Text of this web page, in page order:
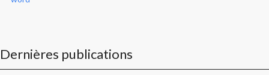
Dernières publications